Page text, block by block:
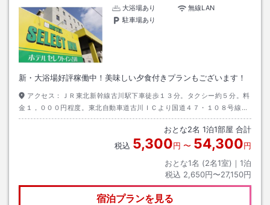
大浴場あり
無線LAN
駐車場あり
新・大浴場好評稼働中！美味しい夕食付きプランもございます！
アクセス：
ＪＲ東北新幹線古川駅下車徒歩１３分。タクシー約５分。料
金１，０００円程度。東北自動車道古川ＩＣより国道４７・１０８号線
へ 目標物：国道１０８号線沿い
おとな2名 1泊1部屋 合計
税込 5,300円 〜 54,300円
おとな1名 (2名1室)｜ 1泊
税込 2,650円〜27,150円
宿泊プランを見る